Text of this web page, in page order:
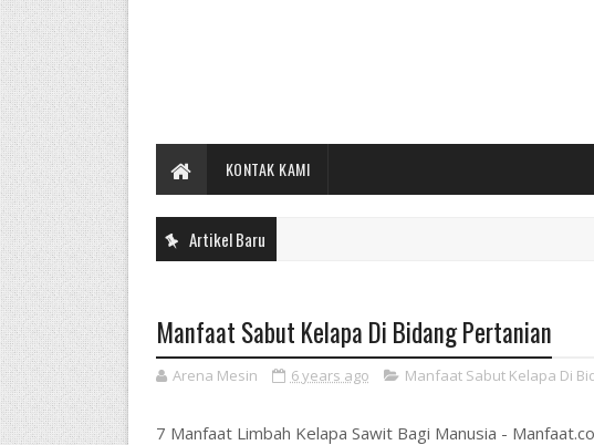
KONTAK KAMI
Artikel Baru
Manfaat Sabut Kelapa Di Bidang Pertanian
Arena Mesin 6 years ago Manfaat Sabut Kelapa Di
7 Manfaat Limbah Kelapa Sawit Bagi Manusia -